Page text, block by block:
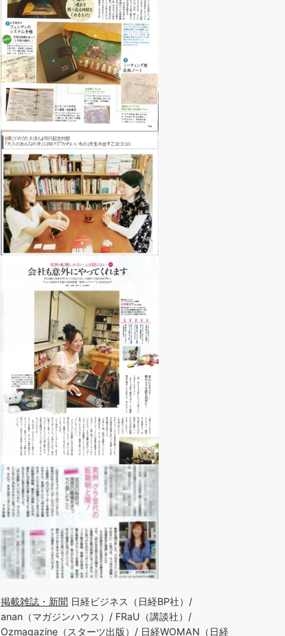
掲載雑誌・新聞 日経ビジネス（日経BP社）/
anan（マガジンハウス）/ FRaU（講談社）/
Ozmagazine（スターツ出版）/ 日経WOMAN（日経